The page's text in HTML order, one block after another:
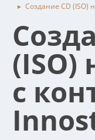
► Создание CD (ISO)
с